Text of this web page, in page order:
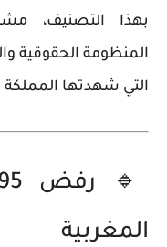
بهذا التصنيف،
المنظومة الحقوقية
التي شهدتها المملكة
المغربية